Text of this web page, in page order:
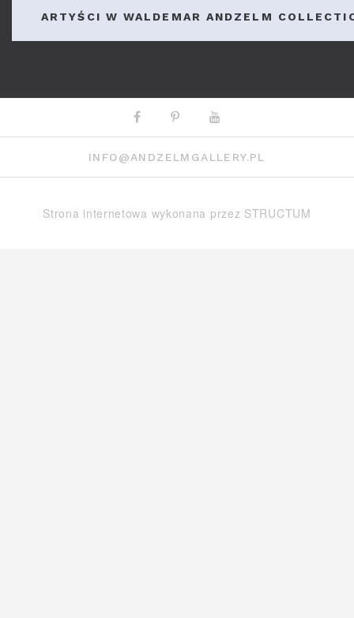
ARTYŚCI W WALDEMAR ANDZELM
Strona internetowa wykonana przez STRUCTUM
FacebookPinterest
INFO@ANDZELMGALLERY.PL